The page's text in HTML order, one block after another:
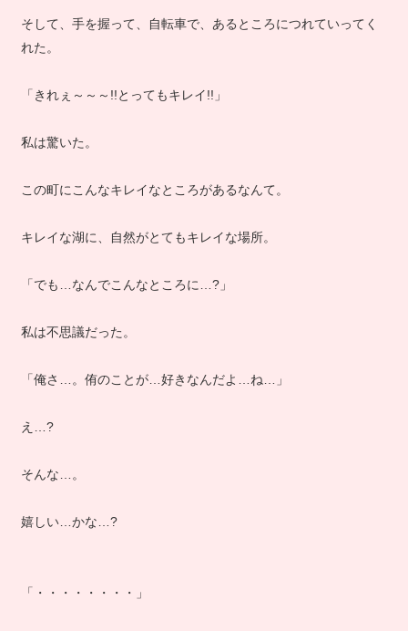
そして、手を握って、自転車で、あるところにつれていってく
れた。
「きれぇ～～～!!とってもキレイ!!」
私は驚いた。
この町にこんなキレイなところがあるなんて。
キレイな湖に、自然がとてもキレイな場所。
「でも…なんでこんなところに…?」
私は不思議だった。
「俺さ…。侑のことが…好きなんだよ…ね…」
え…?
そんな…。
嬉しい…かな…?
「・・・・・・・・」